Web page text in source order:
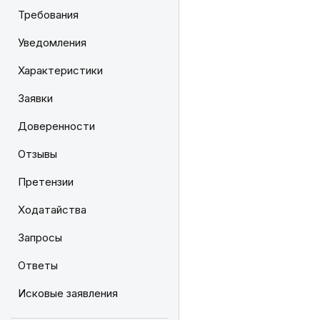
Требования
Уведомления
Характеристики
Заявки
Доверенности
Отзывы
Претензии
Ходатайства
Запросы
Ответы
Исковые заявления